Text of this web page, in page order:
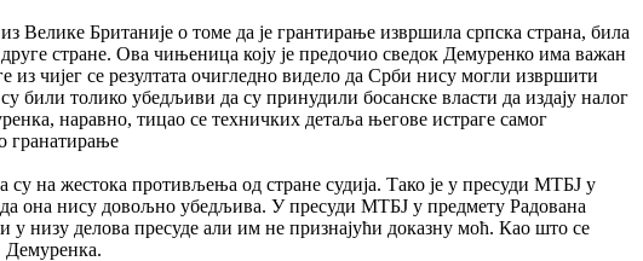
Велике Британије о томе да је грантирање извршила српска страна, била
стране. Ова чињеница коју је предочио сведок Демуренко има важан
чијег се резултата очигледно видело да Срби нису могли извршити
били толико убедљиви да су принудили босанске власти да издају налог
наравно, тицао се техничких детаља његове истраге самог
гранатирање
на жестока противљења од стране судија. Тако је у пресуди МТБЈ у
она нису довољно убедљива. У пресуди МТБЈ у предмету Радована
низу делова пресуде али им не признајући доказну моћ. Као што се
Демуренка.